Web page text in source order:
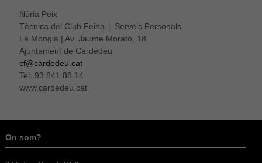
Núria Peix
Tècnica del Club Feina │ Serveis Personals
La Mongia | Av. Jaume Morató, 18
Ajuntament de Cardedeu
cf@cardedeu.cat
Tel. 93 841 88 14
www.cardedeu.cat
On som?